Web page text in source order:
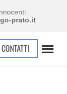
prato.it
CONTATTI